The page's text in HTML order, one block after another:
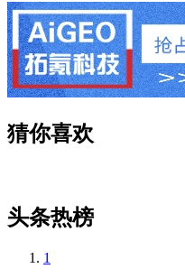
猜你喜欢
头条热榜
1